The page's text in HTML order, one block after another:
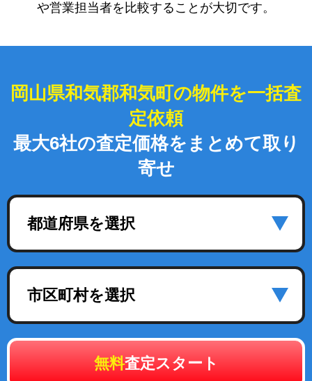
や営業担当者を比較することが大切です。
岡山県和気郡和気町の物件を一括査
定依頼
最大6社の査定価格をまとめて取り
寄せ
都道府県を選択
市区町村を選択
無料査定スタート